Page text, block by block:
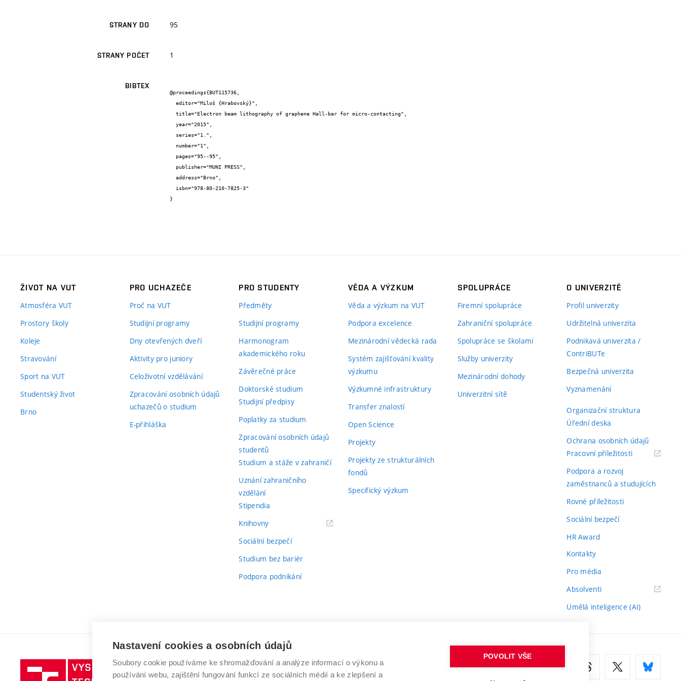
STRANY DO 95
STRANY POČET 1
BIBTEX
@proceedings{BUT115736,
}
ŽIVOT NA VUT
Atmosféra VUT
Prostory školy
Koleje
Stravování
Sport na VUT
Studentský život
Brno
PRO UCHAZEČE
Proč na VUT
Studijní programy
Dny otevřených dveří
Aktivity pro juniory
Celoživotní vzdělávání
Zpracování osobních údajů
uchazečů o studium
E-přihláška
PRO STUDENTY
Předměty
Studijní programy
Harmonogram
akademického roku
Závěrečné práce
Doktorské studium
Studijní předpisy
Poplatky za studium
Zpracování osobních údajů
studentů
Studium a stáže v zahraničí
Uznání zahraničního
vzdělání
Stipendia
Knihovny(externí
Sociální bezpečí
Studium bez bariér
Podpora podnikání
VĚDA A VÝZKUM
Věda a výzkum na VUT
Podpora excelence
Mezinárodní vědecká rada
Systém zajišťování kvality
výzkumu
Výzkumné infrastruktury
Transfer znalostí
Open Science
Projekty
Projekty ze strukturálních
fondů
Specifický výzkum
SPOLUPRÁCE
Firemní spolupráce
Zahraniční spolupráce
Spolupráce se školami
Služby univerzity
Mezinárodní dohody
Univerzitní sítě
O UNIVERZITĚ
Profil univerzity
Udržitelná univerzita
Podnikavá univerzita /
ContriBUTe
Bezpečná univerzita
Vyznamenání
Organizační struktura
Úřední deska
Ochrana osobních údajů
Pracovní příležitosti(externí
Podpora a rozvoj
zaměstnanců a studujících
Rovné příležitosti
Sociální bezpečí
HR Award
Kontakty
Pro média
Absolventi(externí
Umělá inteligence (AI)
Vysoké
učení
VYSOKÉ UČENÍ TECHNICKÉ V BRNĚ
Nastavení cookies a osobních údajů
Soubory cookie používáme ke shromažďování a analýze informací o výkonu a
používání webu, zajištění fungování funkcí ze sociálních médií a ke zlepšení a
POVOLIT VŠE